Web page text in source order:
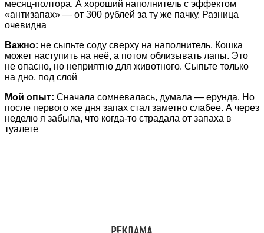
месяц-полтора. А хороший наполнитель с эффектом
«антизапах» — от 300 рублей за ту же пачку. Разница
очевидна
Важно: не сыпьте соду сверху на наполнитель. Кошка
может наступить на неё, а потом облизывать лапы. Это
не опасно, но неприятно для животного. Сыпьте только
на дно, под слой
Мой опыт: Сначала сомневалась, думала — ерунда. Но
после первого же дня запах стал заметно слабее. А через
неделю я забыла, что когда-то страдала от запаха в
туалете